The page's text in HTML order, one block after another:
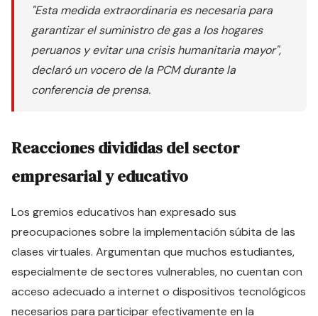
"Esta medida extraordinaria es necesaria para
garantizar el suministro de gas a los hogares
peruanos y evitar una crisis humanitaria mayor",
declaró un vocero de la PCM durante la
conferencia de prensa.
Reacciones divididas del sector
empresarial y educativo
Los gremios educativos han expresado sus
preocupaciones sobre la implementación súbita de las
clases virtuales. Argumentan que muchos estudiantes,
especialmente de sectores vulnerables, no cuentan con
acceso adecuado a internet o dispositivos tecnológicos
necesarios para participar efectivamente en la